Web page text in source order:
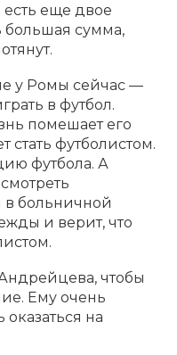
еще двое
большая сумма,
у Ромы сейчас —
в футбол.
помешает его
стать футболистом.
футбола. А
больничной
и верит, что
чтобы
Ему очень
на